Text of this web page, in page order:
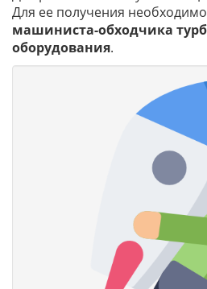
Для ее получения
машиниста-обходчика
оборудования.